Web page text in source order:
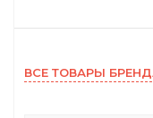
ВСЕ ТОВАРЫ